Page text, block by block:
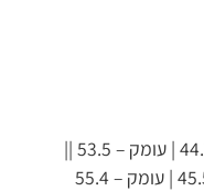
פנימי: רוחב – 55.3 | גובה – 44.7 | עומק – 53.5 ||